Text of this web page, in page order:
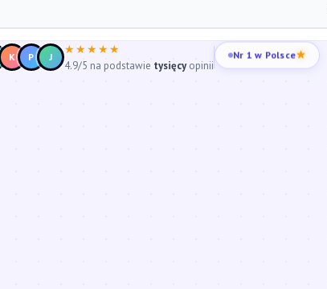
K P J
★★★★★
4.9/5 na podstawie tysięcyopinii
Nr 1 w Polsce